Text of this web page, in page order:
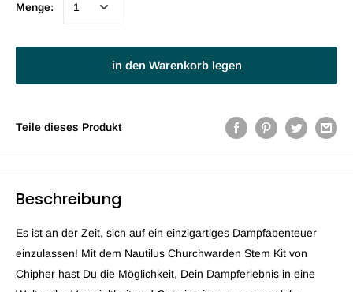
Menge:
in den Warenkorb legen
Teile dieses Produkt
Beschreibung
Es ist an der Zeit, sich auf ein einzigartiges Dampfabenteuer
einzulassen! Mit dem Nautilus Churchwarden Stem Kit von
Chipher hast Du die Möglichkeit, Dein Dampferlebnis in eine